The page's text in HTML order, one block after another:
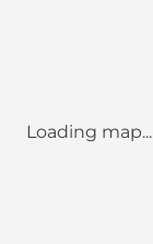
Loading map...